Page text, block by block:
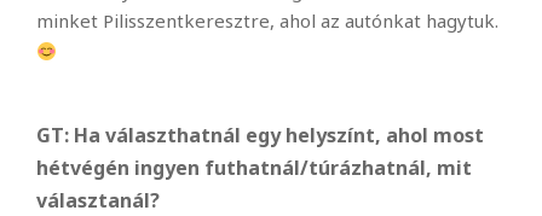
minket Pilisszentkeresztre, ahol az autónkat hagytuk.
GT: Ha választhatnál egy helyszínt, ahol most
hétvégén ingyen futhatnál/túrázhatnál, mit
választanál?